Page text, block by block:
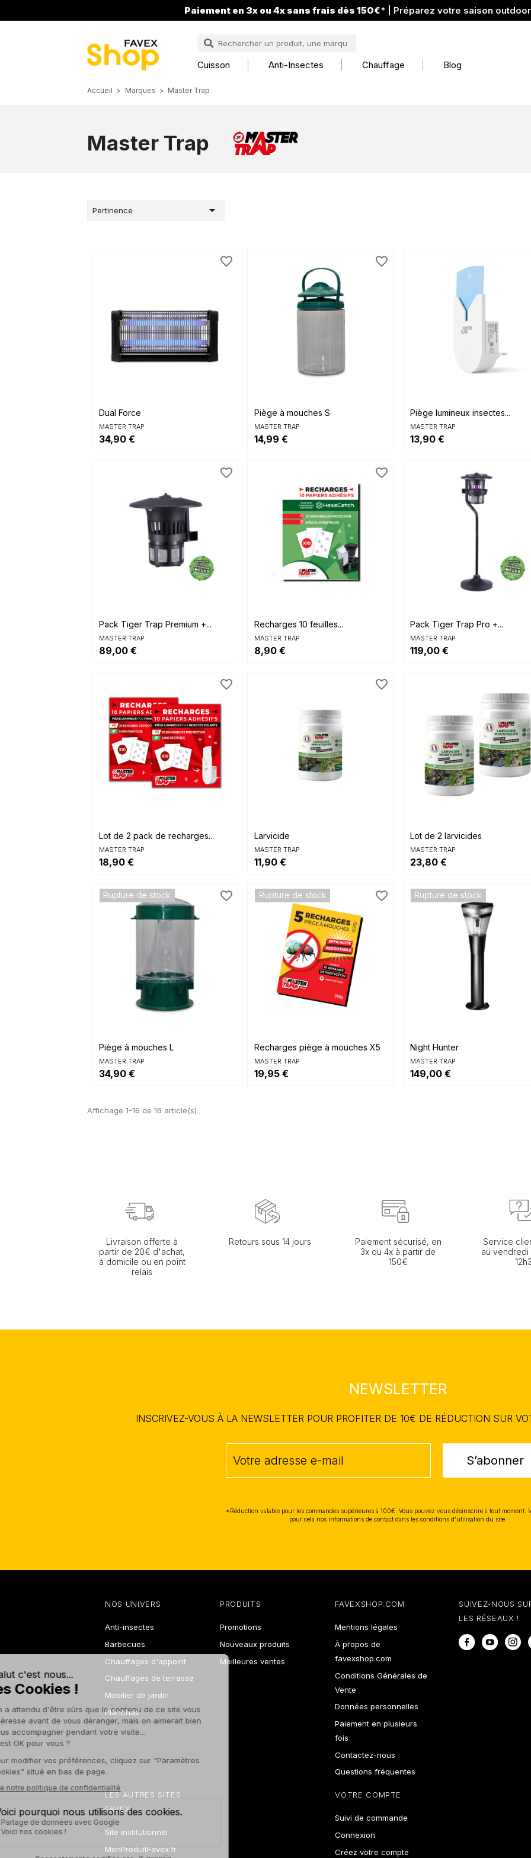
Paiement en 3x ou 4x sans frais dès 150€* | Préparez votre saison
Cuisson Anti-Insectes Chauffage Blog
Accueil Marques Master Trap
Master Trap
Pertinence 
Dual Force
MASTER TRAP
34,90 €
favorite_border
Piège à mouches S
MASTER TRAP
14,99 €
favorite_border
Piège lumineux insectes...
MASTER TRAP
13,90 €
Pack Tiger Trap Premium +...
MASTER TRAP
89,00 €
favorite_border
Recharges 10 feuilles...
MASTER TRAP
8,90 €
favorite_border
Pack Tiger Trap Pro +...
MASTER TRAP
119,00 €
Lot de 2 pack de recharges...
MASTER TRAP
18,90 €
favorite_border
Larvicide
MASTER TRAP
11,90 €
favorite_border
Lot de 2 larvicides
MASTER TRAP
23,80 €
Piège à mouches L
MASTER TRAP
34,90 €
Rupture de stock favorite_border
Recharges piège à mouches X5
MASTER TRAP
19,95 €
Rupture de stock favorite_border
Night Hunter
MASTER TRAP
149,00 €
Rupture de stock
Affichage 1-16 de 16 article(s)
Livraison offerte à
partir de 20€ d'achat,
à domicile ou en point
relais
Retours sous 14 jours
Paiement sécurisé, en
3x ou 4x à partir de
150€
Service
au vendredi
NEWSLETTER
INSCRIVEZ-VOUS À LA NEWSLETTER POUR PROFITER DE 10€ DE RÉDUCTION SUR
S’abonner
*Réduction valable pour les commandes supérieures à 100€. Vous pouvez vous désinscrire à tout moment.
pour cela nos informations de contact dans les conditions d'utilisation du site.
NOS UNIVERS
Anti-insectes
Barbecues
Chauffages d'appoint
Chauffages de terrasse
Mobilier de jardin
Planchas
PRODUITS
Promotions
Nouveaux produits
Meilleures ventes
FAVEXSHOP.COM
Mentions légales
À propos de
favexshop.com
Conditions Générales de
Vente
Données personnelles
Paiement en plusieurs
fois
Contactez-nous
Questions fréquentes
LES AUTRES SITES
FAVEX
Site institutionnel
MonProduitFavex.fr
VOTRE COMPTE
Suivi de commande
Connexion
Créez votre compte
SUIVEZ-NOUS
LES RÉSEAUX !
FacebookYouTube